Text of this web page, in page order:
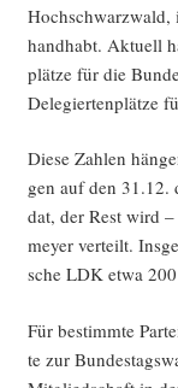
hand­habt. Aktu­ell
plät­ze für die
Dele­gier­ten­plät­ze
Die­se Zah­len
gen auf den
dat, der Rest wird
mey­er ver­teilt.
sche LDK etwa
Für bestimm­te
te zur